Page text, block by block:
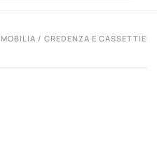
MOBILIA / CREDENZA E CASSETTIERA
VIEW 360°